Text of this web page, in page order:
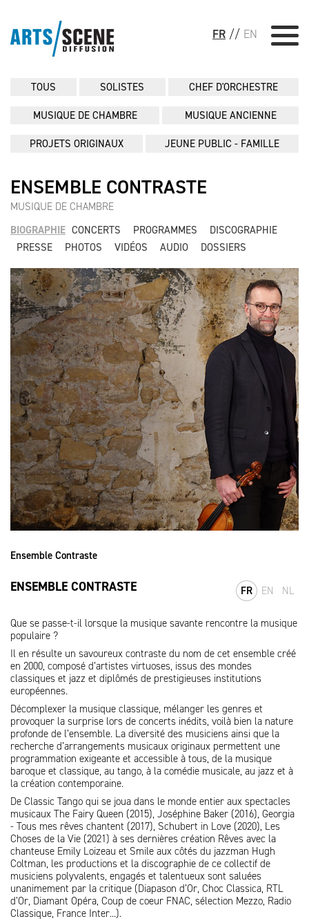
FR // EN
TOUS SOLISTES CHEF D'ORCHESTRE
MUSIQUE DE CHAMBRE MUSIQUE ANCIENNE
PROJETS ORIGINAUX JEUNE PUBLIC - FAMILLE
ENSEMBLE CONTRASTE
MUSIQUE DE CHAMBRE
BIOGRAPHIE CONCERTS PROGRAMMES
DISCOGRAPHIE
PRESSE
PHOTOS VIDÉOS AUDIO DOSSIERS
Ensemble Contraste
FR EN NL
ENSEMBLE CONTRASTE
Que se passe-t-il lorsque la musique savante rencontre la musique
populaire ?
Il en résulte un savoureux contraste du nom de cet ensemble créé
en 2000, composé d’artistes virtuoses, issus des mondes
classiques et jazz et diplômés de prestigieuses institutions
européennes.
Décomplexer la musique classique, mélanger les genres et
provoquer la surprise lors de concerts inédits, voilà bien la nature
profonde de l’ensemble. La diversité des musiciens ainsi que la
recherche d’arrangements musicaux originaux permettent une
programmation exigeante et accessible à tous, de la musique
baroque et classique, au tango, à la comédie musicale, au jazz et à
la création contemporaine.
De Classic Tango qui se joua dans le monde entier aux spectacles
musicaux The Fairy Queen (2015), Joséphine Baker (2016), Georgia
- Tous mes rêves chantent (2017), Schubert in Love (2020), Les
Choses de la Vie (2021) à ses dernières création Rêves avec la
chanteuse Emily Loizeau et Smile aux côtés du jazzman Hugh
Coltman, les productions et la discographie de ce collectif de
musiciens polyvalents, engagés et talentueux sont saluées
unanimement par la critique (Diapason d’Or, Choc Classica, RTL
d’Or, Diamant Opéra, Coup de coeur FNAC, sélection Mezzo, Radio
Classique, France Inter...).